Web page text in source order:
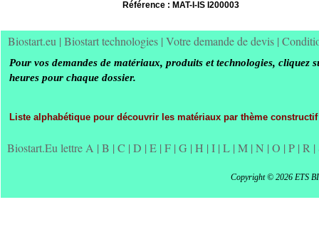
Référence : MAT- I- IS I200003
Pour vos demandes de matériaux, produits et technologies, cliquez
heures pour chaque dossier.
Biostart.eu | Biostart technologies | Votre demande de devis |
Liste alphabétique pour découvrir les matériaux par thème constructif
Biostart.Eu lettre A | B | C | D | E | F | G | H | I | L | M | N | O | P | R |
Copyright © 2026 ETS